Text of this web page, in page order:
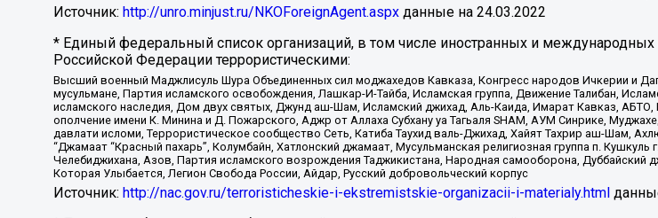
Источник: http://unro.minjust.ru/NKOForeignAgent.aspx данные на 24.03.2022
* Единый федеральный список организаций, в том числе иностранных и международных
Российской Федерации террористическими:
Высший военный Маджлисуль Шура Объединенных сил моджахедов Кавказа, Конгресс народов Ичкерии и
мусульмане, Партия исламского освобождения, Лашкар-И-Тайба, Исламская группа, Движение Талибан,
исламского наследия, Дом двух святых, Джунд аш-Шам, Исламский джихад, Аль-Каида, Имарат Кавказ,
ополчение имени К. Минина и Д. Пожарского, Аджр от Аллаха Субхану уа Тагьаля SHAM, АУМ Синрике,
давлати исломи, Террористическое сообщество Сеть, Катиба Таухид валь-Джихад, Хайят Тахрир аш-Шам,
“Джамаат “Красный пахарь”, Колумбайн, Хатлонский джамаат, Мусульманская религиозная группа п.
Челебиджихана, Азов, Партия исламского возрождения Таджикистана, Народная самооборона,
Которая Улыбается, Легион Свобода России, Айдар, Русский добровольческий корпус
Источник: http://nac.gov.ru/terroristicheskie-i-ekstremistskie-organizacii-i-materialy.html